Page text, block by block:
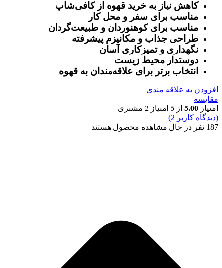
کاهش نیاز به خرید قهوه از کافی‌شاپ
مناسب برای سفر و محل کار
مناسب برای کوهنوردان و طبیعت‌گردان
طراحی جذاب و مکانیزم پیشرفته
نگهداری و تمیزکاری آسان
دوستدار محیط زیست
انتخاب برتر برای علاقه‌مندان به قهوه
افزودن به علاقه مندی
مقایسه
امتیاز 5.00 از 5 امتیاز 2 مشتری
(دیدگاه کاربر 2
)
187 نفر در حال مشاهده محصول هستند